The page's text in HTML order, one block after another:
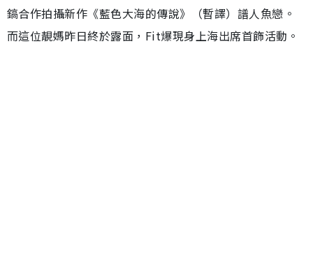
鎬合作拍攝新作《藍色大海的傳說》（暫譯）譜人魚戀。
而這位靚媽昨日終於露面，Fit爆現身上海出席首飾活動。